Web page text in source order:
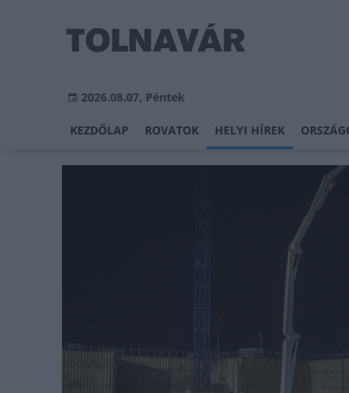
2026.08.07, Péntek
KEZDŐLAP ROVATOK HELYI HÍREK